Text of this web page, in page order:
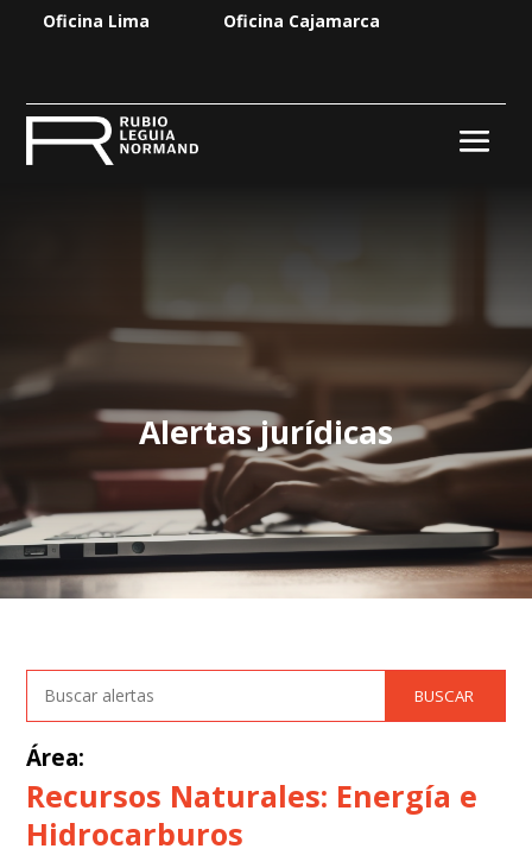
Oficina Lima Oficina Cajamarca
Alertas jurídicas
Área:
Recursos Naturales: Energía e
Hidrocarburos